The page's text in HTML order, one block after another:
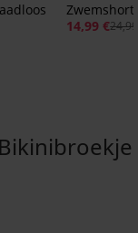
Zwemshort
14,99 €
Bikinibroekje